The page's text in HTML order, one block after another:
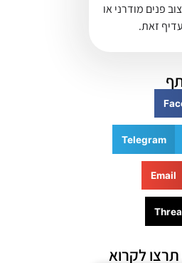
פנים מודרני או
זאת.
Telegram
Email
לקרוא